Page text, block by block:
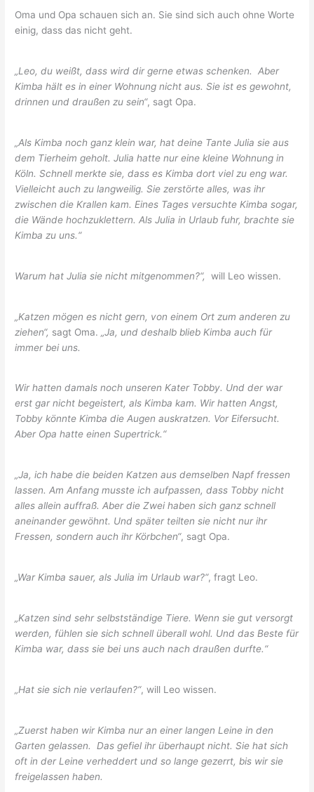
Oma und Opa schauen sich an. Sie sind sich auch ohne Worte
einig, dass das nicht geht.
„Leo, du weißt, dass wird dir gerne etwas schenken.Aber
Kimba hält es in einer Wohnung nicht aus. Sie ist es gewohnt,
drinnen und draußen zu sein“, sagt Opa.
„Als Kimba noch ganz klein war, hat deine Tante Julia sie aus
dem Tierheim geholt. Julia hatte nur eine kleine Wohnung in
Köln. Schnell merkte sie, dass es Kimba dort viel zu eng war.
Vielleicht auch zu langweilig. Sie zerstörte alles, was ihr
zwischen die Krallen kam. Eines Tages versuchte Kimba sogar,
die Wände hochzuklettern. Als Julia in Urlaub fuhr, brachte sie
Kimba zu uns.“
Warum hat Julia sie nicht mitgenommen?“, will Leo wissen.
„Katzen mögen es nicht gern, von einem Ort zum anderen zu
ziehen“, sagt Oma. „Ja, und deshalb blieb Kimba auch für
immer bei uns.
Wir hatten damals noch unseren Kater Tobby. Und der war
erst gar nicht begeistert, als Kimba kam. Wir hatten Angst,
Tobby könnte Kimba die Augen auskratzen. Vor Eifersucht.
Aber Opa hatte einen Supertrick.“
„Ja, ich habe die beiden Katzen aus demselben Napf fressen
lassen. Am Anfang musste ich aufpassen, dass Tobby nicht
alles allein auffraß. Aber die Zwei haben sich ganz schnell
aneinander gewöhnt. Und später teilten sie nicht nur ihr
Fressen, sondern auch ihr Körbchen“, sagt Opa.
„War Kimba sauer, als Julia im Urlaub war?“, fragt Leo.
„Katzen sind sehr selbstständige Tiere. Wenn sie gut versorgt
werden, fühlen sie sich schnell überall wohl. Und das Beste für
Kimba war, dass sie bei uns auch nach draußen durfte.“
„Hat sie sich nie verlaufen?“, will Leo wissen.
„Zuerst haben wir Kimba nur an einer langen Leine in den
Garten gelassen. Das gefiel ihr überhaupt nicht. Sie hat sich
oft in der Leine verheddert und so lange gezerrt, bis wir sie
freigelassen haben.